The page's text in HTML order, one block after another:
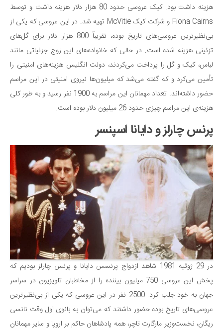
نجوم و هوا فضا
زمین و محیط زیست
خودرو
سرگرمی
دانستنی‌ها
بازی
طنز
مسابقه
اخبار
هزینه داشت بود. کیک عروسی حدود 80 هزار دلار هزینه داشت و توسط
Fiona Cairns و شرکت کیک McVitie تهیه شد. در این عروسی که یکی از
بی‌نظیرترین عروسی‌های تاریخ بوده، تقریباً 800 هزار دلار برای گل‌های
تزئینی هزینه شده است. در حالی که خانواده‌های این زوج جزئیاتی مانند
لباس، کیک و گل را پرداخت می‌کردند، دولت انگلیس هزینه‌های امنیتی را
تأمین می‌کرد و که گفته می‌شد که میلیون‌ها نیروی امنیتی در این مراسم
حضور داشته‌اند. تعداد مهمانان این مراسم به 1900 نفر رسید و به طور کلی
هزینه‌ی این مراسم چیزی حدود 26 میلیون دلار بوده است.
پرنس چارلز و دایانا اسپنسر
در 29 ژوئیه 1981 شاهد ازدواج پرنسس دایانا و پرنس چارلز بودیم که
پخش این عروسی 750 میلیون بیننده را از مخاطبان تلویزیون در سراسر
جهان به خود جلب کرد. 2500 نفر در این عروسی که یکی از بی‌نظیرترین
عروسی‌های تاریخ بوده حضور داشتند که می‌توان به بانوی اول وقت نانسی
ریگان، نخست‌وزیر مارگارت تاچر، همه پادشاهان حاکم بر اروپا و سایر مهمانان